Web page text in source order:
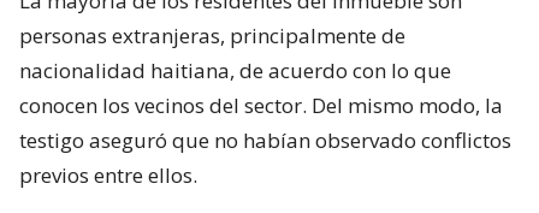
personas extranjeras, principalmente de
nacionalidad haitiana, de acuerdo con lo que
conocen los vecinos del sector. Del mismo modo, la
testigo aseguró que no habían observado conflictos
previos entre ellos.